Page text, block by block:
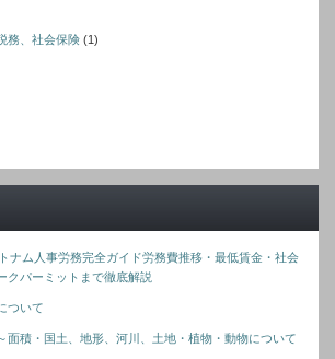
務、社会保険 (1)
ナム人事労務完全ガイド労務費推移・最低賃金・社会
クパーミットまで徹底解説
ついて
面積・国土、地形、河川、土地・植物・動物について